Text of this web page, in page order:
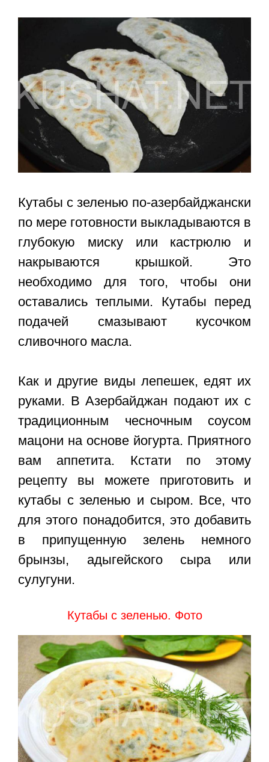
Кутабы с зеленью по-азербайджански
по мере готовности выкладываются в
глубокую миску или кастрюлю и
накрываются крышкой. Это
необходимо для того, чтобы они
оставались теплыми. Кутабы перед
подачей смазывают кусочком
сливочного масла.
Как и другие виды лепешек, едят их
руками. В Азербайджан подают их с
традиционным чесночным соусом
мацони на основе йогурта. Приятного
вам аппетита. Кстати по этому
рецепту вы можете приготовить и
кутабы с зеленью и сыром. Все, что
для этого понадобится, это добавить
в припущенную зелень немного
брынзы, адыгейского сыра или
сулугуни.
Кутабы с зеленью. Фото